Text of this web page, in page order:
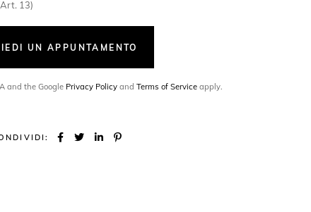
13)
UN APPUNTAMENTO
and the Google Privacy Policy and Terms of Service apply.